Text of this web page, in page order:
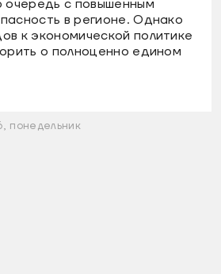
очередь с повышенным
в регионе. Однако
к экономической политике
о полноценно едином
понедельник